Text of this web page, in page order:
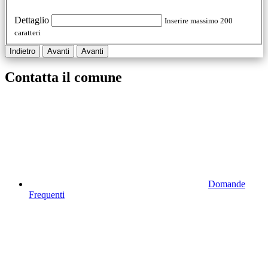
Dettaglio
Inserire massimo 200
caratteri
Indietro Avanti Avanti
Contatta il comune
Domande
Frequenti